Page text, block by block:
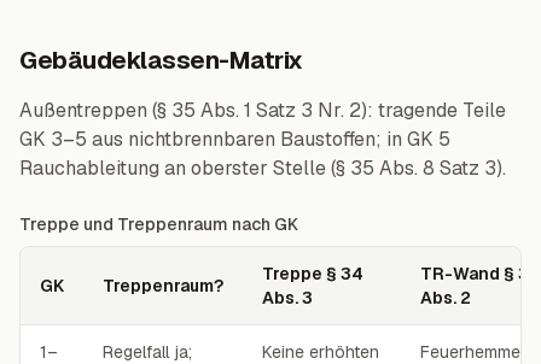
Gebäudeklassen-Matrix
Außentreppen (§ 35 Abs. 1 Satz 3 Nr. 2): tragende Teile
GK 3–5 aus nichtbrennbaren Baustoffen; in GK 5
Rauchableitung an oberster Stelle (§ 35 Abs. 8 Satz 3).
Treppe und Treppenraum nach GK
GK Treppenraum?
Treppe § 34
Abs. 3
TR-Wand § 35
Abs. 2
1–
Regelfall ja;
Keine erhöhten
Feuerhemmend